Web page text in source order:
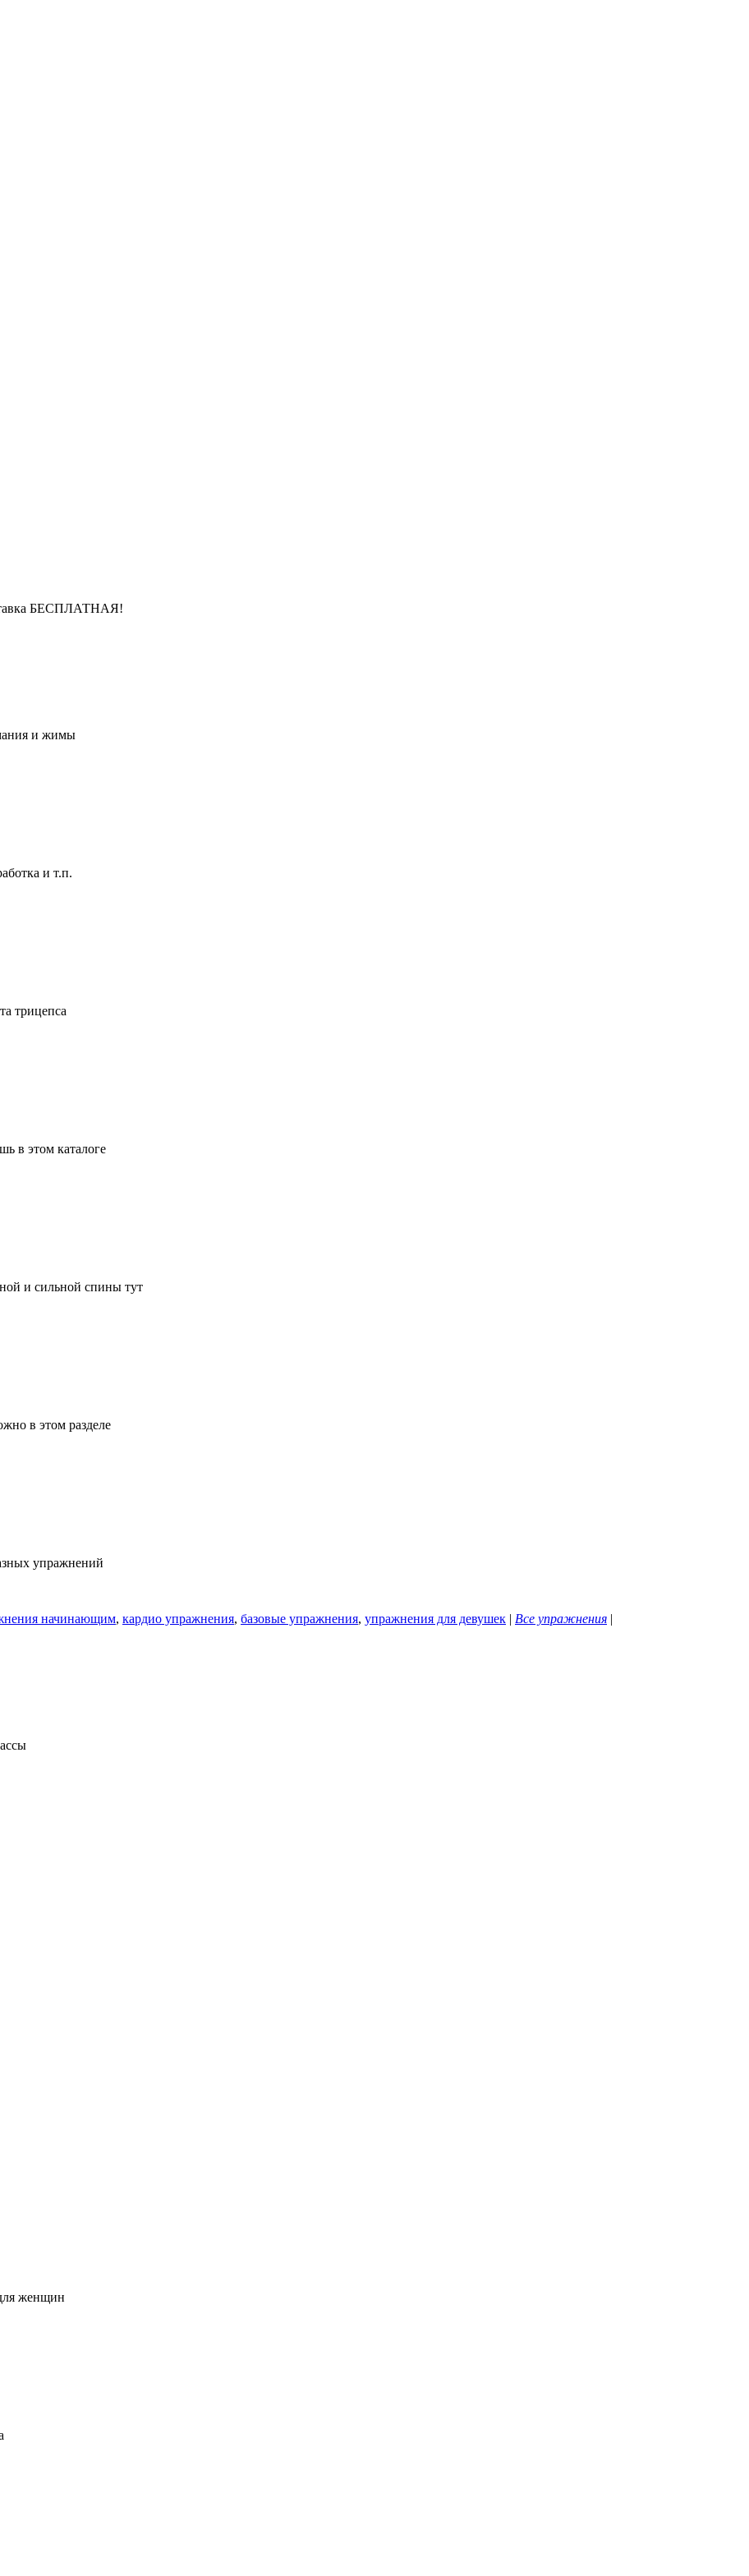
БЕСПЛАТНАЯ!
и жимы
и т.п.
трицепса
в этом каталоге
и сильной спины тут
в этом разделе
упражнений
начинающим, кардио упражнения, базовые упражнения, упражнения для девушек | Все упражнения |
женщин